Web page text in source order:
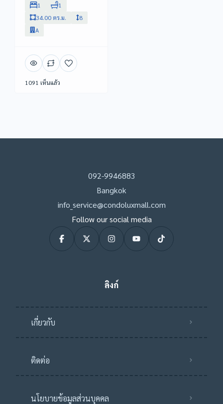
1
1
34.00 ตร.ม.
8
A
1091 เห็นแล้ว
092-9946883
Bangkok
info_service@condoluxmall.com
Follow our social media
ลิงก์
เกี่ยวกับ
ติดต่อ
นโยบายข้อมูลส่วนบุคคล